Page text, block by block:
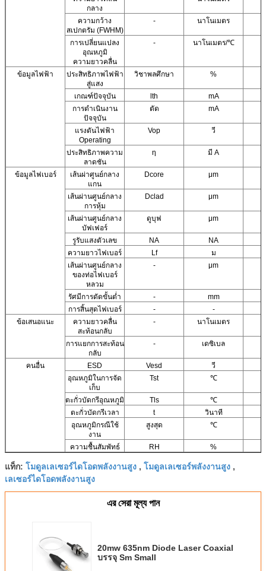
กลาง
ความกว้าง
สเปกตรัม (FWHM)
- นาโนเมตร
การเปลี่ยนแปลง
อุณหภูมิ
ความยาวคลื่น
- นาโนเมตร/℃
ข้อมูลไฟฟ้า
ประสิทธิภาพไฟฟ้า
สู่แสง
วิชาพลศึกษา %
เกณฑ์ปัจจุบัน lth
mA
การดำเนินงาน
ปัจจุบัน
ตัด mA
แรงดันไฟฟ้า
Operating
Vop วี
ประสิทธิภาพความ
ลาดชัน
η มี A
ข้อมูลไฟเบอร์
เส้นผ่าศูนย์กลาง
แกน
Dcore μm
เส้นผ่านศูนย์กลาง
การหุ้ม
Dclad μm
เส้นผ่านศูนย์กลาง
บัฟเฟอร์
ดูบุฟ μm
รูรับแสงตัวเลข NA
NA
ความยาวไฟเบอร์
Lf
ม
เส้นผ่านศูนย์กลาง
ของท่อไฟเบอร์
หลวม
- μm
รัศมีการดัดขั้นต่ำ -
mm
การสิ้นสุดไฟเบอร์
-
-
ข้อเสนอแนะ
ความยาวคลื่น
สะท้อนกลับ
- นาโนเมตร
การแยกการสะท้อน
กลับ
- เดซิเบล
คนอื่น ESD Vesd
วี
อุณหภูมิในการจัด
เก็บ
Tst ℃
ตะกั่วบัดกรีอุณหภูมิ Tls
℃
ตะกั่วบัดกรีเวลา
t
วินาที
อุณหภูมิกรณีใช้
งาน
สูงสุด ℃
ความชื้นสัมพัทธ์ RH %
แท็ก: โมดูลเลเซอร์ไดโอดพลังงานสูง , โมดูลเลเซอร์พลังงานสูง ,
เลเซอร์ไดโอดพลังงานสูง
এর সেরা মূল্য পান
20mw 635nm Diode Laser Coaxial
บรรจุ Sm Small